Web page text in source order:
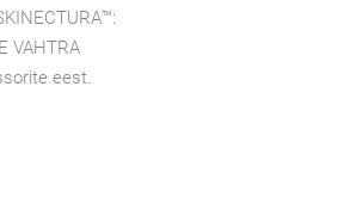
VAHTRA
eest.